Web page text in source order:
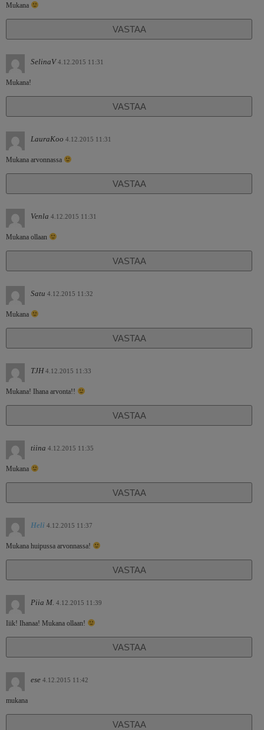
Mukana
VASTAA
SelinaV 4.12.2015 11:31
Mukana!
VASTAA
LauraKoo 4.12.2015 11:31
Mukana arvonnassa
VASTAA
Venla 4.12.2015 11:31
Mukana ollaan
VASTAA
Satu 4.12.2015 11:32
Mukana
VASTAA
TJH 4.12.2015 11:33
Mukana! Ihana arvonta!!
VASTAA
tiina 4.12.2015 11:35
Mukana
VASTAA
Heli 4.12.2015 11:37
Mukana huipussa arvonnassa!
VASTAA
Piia M. 4.12.2015 11:39
Iiik! Ihanaa! Mukana ollaan!
VASTAA
ese 4.12.2015 11:42
mukana
VASTAA